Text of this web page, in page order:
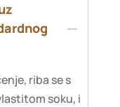
K
riba se s
soku, i